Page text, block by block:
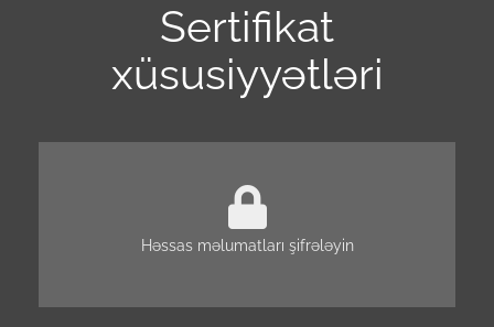
Sertifikat
xüsusiyyətləri
Həssas məlumatları şifrələyin